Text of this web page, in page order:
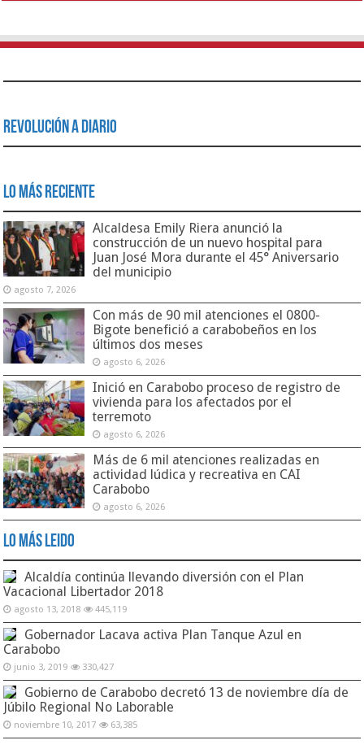
Revolución a Diario
Lo Más Reciente
Alcaldesa Emily Riera anunció la
construcción de un nuevo hospital para
Juan José Mora durante el 45° Aniversario
del municipio
agosto 7, 2026
Con más de 90 mil atenciones el 0800-
Bigote benefició a carabobeños en los
últimos dos meses
agosto 6, 2026
Inició en Carabobo proceso de registro de
vivienda para los afectados por el
terremoto
agosto 6, 2026
Más de 6 mil atenciones realizadas en
actividad lúdica y recreativa en CAI
Carabobo
agosto 6, 2026
Lo Más Leido
Alcaldía continúa llevando diversión con el Plan
Vacacional Libertador 2018
agosto 13, 2018 445,119
Gobernador Lacava activa Plan Tanque Azul en
Carabobo
junio 3, 2019 330,427
Gobierno de Carabobo decretó 13 de noviembre día de
Júbilo Regional No Laborable
noviembre 10, 2017 63,385